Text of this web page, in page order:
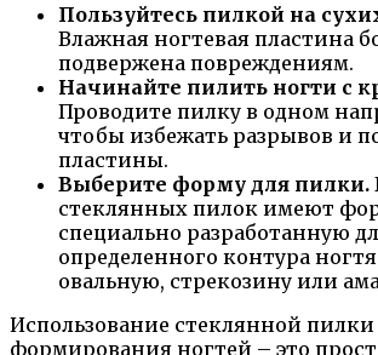
Пользуйтесь пилкой на
Влажная ногтевая пластина
подвержена повреждениям.
Начинайте пилить ногти с
Проводите пилку в одном
чтобы избежать разрывов и
пластины.
Выберите форму для пилки.
стеклянных пилок имеют
специально разработанную
определенного контура
овальную, стрекозину или
Использование стеклянной пилки
формирования ногтей – это